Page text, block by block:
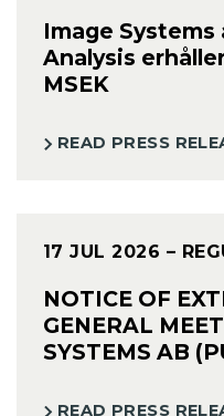
Image
Analysis
MSEK
READ PRESS
17 JUL 2026 –
NOTICE OF
GENERAL
SYSTEMS AB
READ PRESS